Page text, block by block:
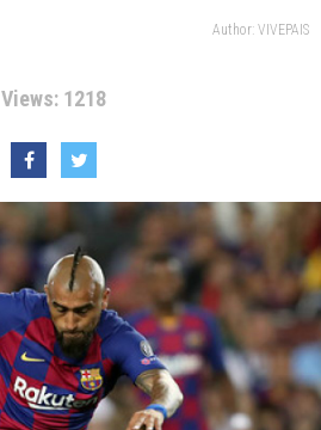
Author: VIVEPAIS
Views: 1218